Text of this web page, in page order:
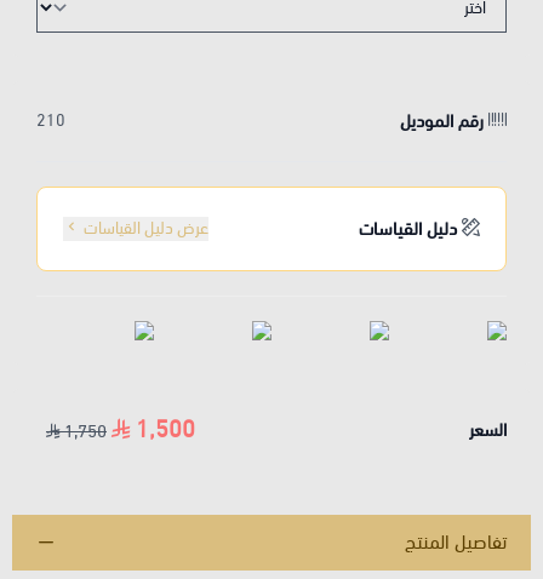
رقم الموديل 210
دليل القياسات عرض دليل القياسات
السعر 1,500
1,750
تفاصيل المنتج